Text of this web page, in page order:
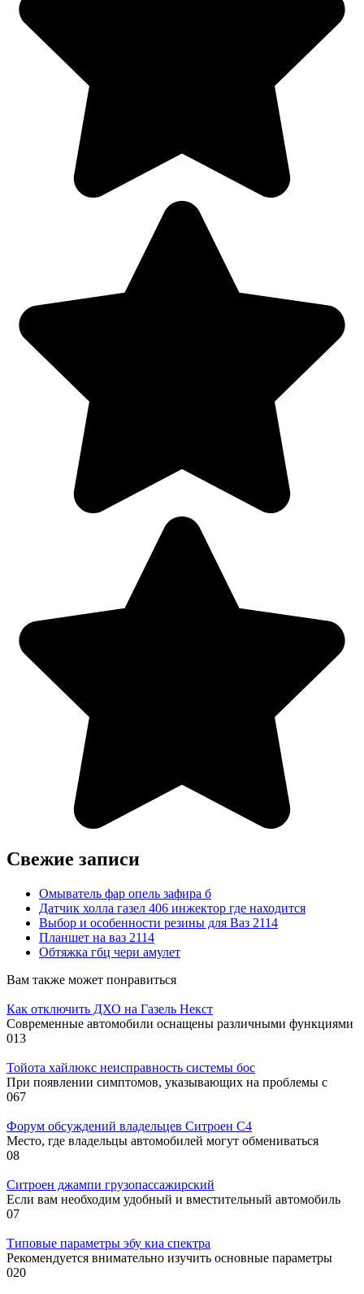
Свежие записи
Омыватель фар опель зафира б
Датчик холла газел 406 инжектор где находится
Выбор и особенности резины для Ваз 2114
Планшет на ваз 2114
Обтяжка гбц чери амулет
Вам также может понравиться
Как отключить ДХО на Газель Некст
Современные автомобили оснащены различными функциями
013
Тойота хайлюкс неисправность системы бос
При появлении симптомов, указывающих на проблемы с
067
Форум обсуждений владельцев Ситроен С4
Место, где владельцы автомобилей могут обмениваться
08
Ситроен джампи грузопассажирский
Если вам необходим удобный и вместительный автомобиль
07
Типовые параметры эбу киа спектра
Рекомендуется внимательно изучить основные параметры
020